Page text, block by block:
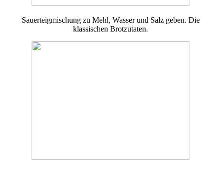
Sauerteigmischung zu Mehl, Wasser und Salz geben. Die
klassischen Brotzutaten.